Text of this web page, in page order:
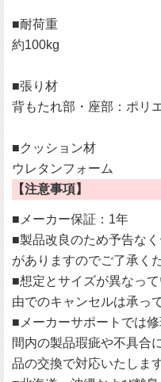
■耐荷重
約100kg
■張り材
背もたれ部・座部：ポリ
■クッション材
ウレタンフォーム
【注意事項】
■メーカー保証：1年
■製品改良のため予告な
がありますのでご了承く
■想定とサイズが異なっ
由でのキャンセルは承っ
■メーカーサポートでは
間内の製品瑕疵や不具合
品の交換で対応いたします